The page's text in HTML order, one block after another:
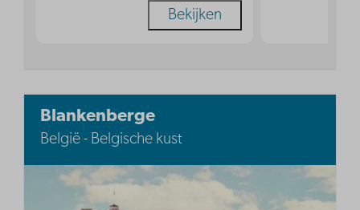
Bekijken
Blankenberge
België - Belgische kust